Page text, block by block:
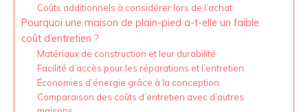
Coûts additionnels à considérer lors de l’achat
Pourquoi une maison de plain-pied a-t-elle un faible
coût d’entretien ?
Matériaux de construction et leur durabilité
Facilité d’accès pour les réparations et l’entretien
Économies d’énergie grâce à la conception
Comparaison des coûts d’entretien avec d’autres